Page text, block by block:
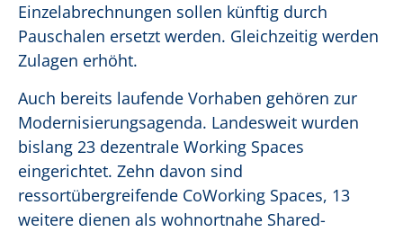
Einzelabrechnungen sollen künftig durch
Pauschalen ersetzt werden. Gleichzeitig werden
Zulagen erhöht.
Auch bereits laufende Vorhaben gehören zur
Modernisierungsagenda. Landesweit wurden
bislang 23 dezentrale Working Spaces
eingerichtet. Zehn davon sind
ressortübergreifende CoWorking Spaces, 13
weitere dienen als wohnortnahe Shared-